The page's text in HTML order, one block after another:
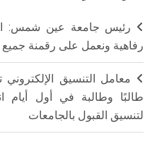
رئيس جامعة عين شمس:
رفاهية ونعمل على رقمنة
طالبًا وطالبة في أول أيام
لتنسيق القبول بالجامعات